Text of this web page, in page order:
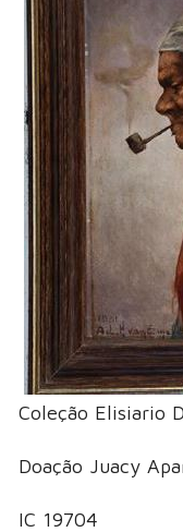
Coleção Elisiario
Doação Juacy
IC 19704